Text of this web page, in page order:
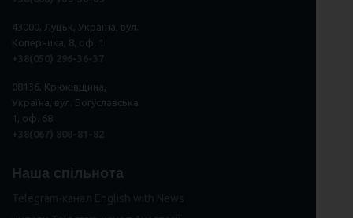
43000, Луцьк, Україна, вул.
Коперника, 8, оф. 1
08136, Крюківщина,
Україна, вул. Богуславська
1, оф. 68
Наша спільнота